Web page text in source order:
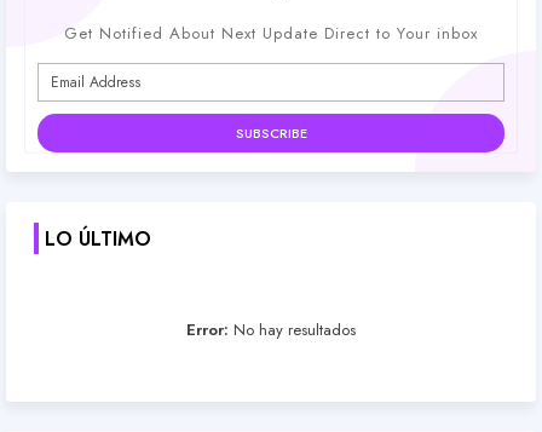
Get Notified About Next Update Direct to Your inbox
LO ÚLTIMO
Error: No hay resultados